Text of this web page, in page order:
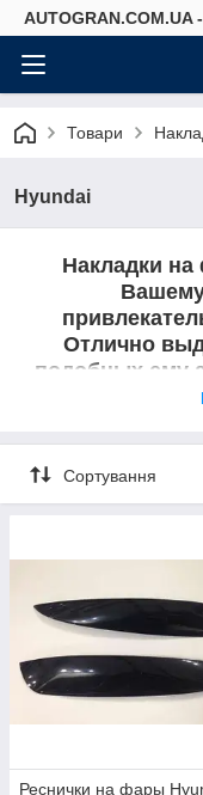
AUTOGRAN.COM.UA
Товари
Hyundai
Накладки
Отлично
подобных ему
В этом
Сортування
Реснички на фары